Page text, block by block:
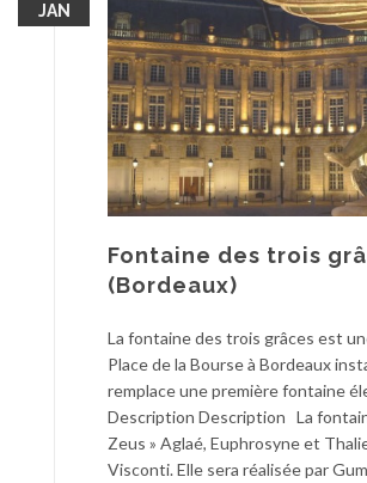
JAN
Fontaine des trois
(Bordeaux)
La fontaine des trois grâces est
Place de la Bourse à Bordeaux
remplace une première fontaine
Description Description La
Zeus » Aglaé, Euphrosyne et
Visconti. Elle sera réalisée par